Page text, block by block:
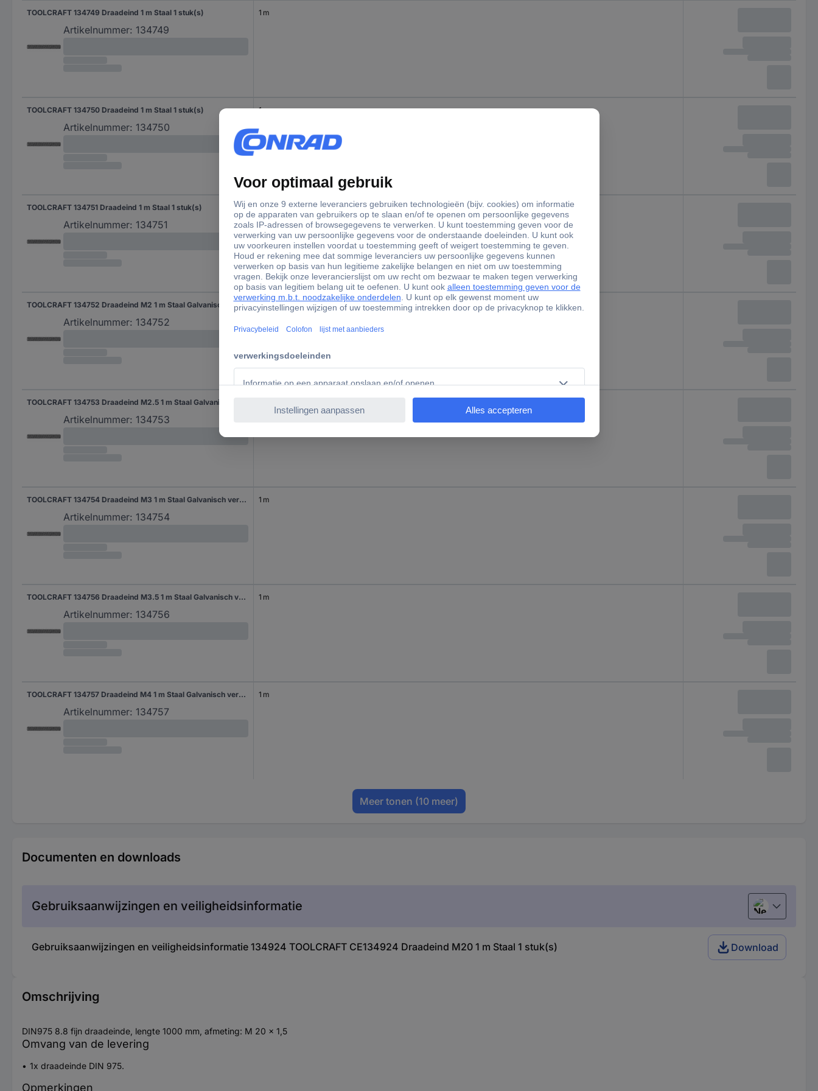
TOOLCRAFT 134749 Draadeind 1 m Staal 1 stuk(s)
Artikelnummer: 134749
1 m
TOOLCRAFT 134750 Draadeind 1 m Staal 1 stuk(s)
Artikelnummer: 134750
1 m
TOOLCRAFT 134751 Draadeind 1 m Staal 1 stuk(s)
Artikelnummer: 134751
1 m
TOOLCRAFT 134752 Draadeind M2 1 m Staal Galvanisch verzinkt 1 stuk(s)
Artikelnummer: 134752
1 m
Artikelnummer: 134753
TOOLCRAFT 134754 Draadeind M3 1 m Staal Galvanisch verzinkt 1 stuk(s)
Artikelnummer: 134754
1 m
TOOLCRAFT 134756 Draadeind M3.5 1 m Staal Galvanisch verzinkt 1 stuk(s)
Artikelnummer: 134756
1 m
TOOLCRAFT 134757 Draadeind M4 1 m Staal Galvanisch verzinkt 1 stuk(s)
Artikelnummer: 134757
1 m
Meer tonen (10 meer)
Documenten en downloads
Gebruiksaanwijzingen en veiligheidsinformatie Nederlands
Gebruiksaanwijzingen en veiligheidsinformatie 134924 TOOLCRAFT CE134924 Draadeind M20 1 m Staal 1 stuk(s) Download
Omschrijving
DIN975 8.8 fijn draadeinde, lengte 1000 mm, afmeting: M 20 x 1,5
Omvang van de levering
1x draadeinde DIN 975.
Opmerkingen